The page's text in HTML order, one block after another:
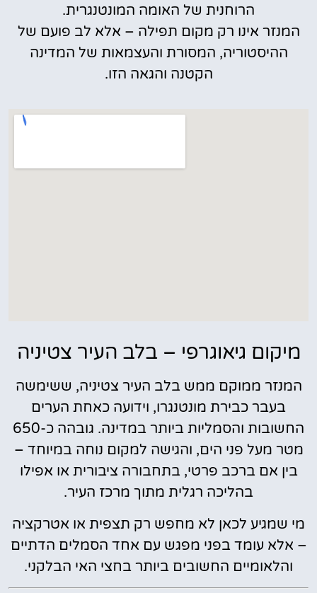
הרוחנית של האומה המונטנגרית.
המנזר אינו רק מקום תפילה – אלא לב פועם של
ההיסטוריה, המסורת והעצמאות של המדינה
הקטנה והגאה הזו.
מיקום גיאוגרפי – בלב העיר צטיניה
המנזר ממוקם ממש בלב העיר צטיניה, ששימשה
בעבר כבירת מונטנגרו, וידועה כאחת הערים
החשובות והסמליות ביותר במדינה. גובהה כ-650
מטר מעל פני הים, והגישה למקום נוחה במיוחד –
בין אם ברכב פרטי, בתחבורה ציבורית או אפילו
בהליכה רגלית מתוך מרכז העיר.
מי שמגיע לכאן לא מחפש רק תצפית או אטרקציה
– אלא עומד בפני מפגש עם אחד הסמלים הדתיים
והלאומיים החשובים ביותר בחצי האי הבלקני.